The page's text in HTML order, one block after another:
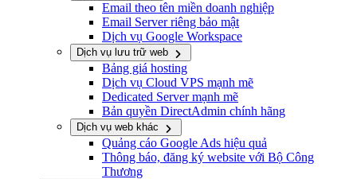
Email theo tên miền doanh nghiệp
Email Server riêng bảo mật
Dịch vụ Google Workspace
Dịch vụ lưu trữ web
Bảng giá hosting
Dịch vụ Cloud VPS mạnh mẽ
Dedicated Server mạnh mẽ
Bản quyền DirectAdmin chính hãng
Dịch vụ web khác
Quảng cáo Google Ads hiệu quả
Thông báo, đăng ký website với Bộ Công
Thương